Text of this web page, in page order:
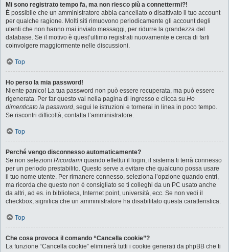
Mi sono registrato tempo fa, ma non riesco più a connettermi?!
È possibile che un amministratore abbia cancellato o disattivato il tuo account
per qualche ragione. Molti siti rimuovono periodicamente gli account degli
utenti che non hanno mai inviato messaggi, per ridurre la grandezza del
database. Se il motivo è quest’ultimo registrati nuovamente e cerca di farti
coinvolgere maggiormente nelle discussioni.
Top
Ho perso la mia password!
Niente panico! La tua password non può essere recuperata, ma può essere
rigenerata. Per far questo vai nella pagina di ingresso e clicca su Ho
dimenticato la password, segui le istruzioni e tornerai in linea in poco tempo.
Se riscontri difficoltà, contatta l’amministratore.
Top
Perché vengo disconnesso automaticamente?
Se non selezioni Ricordami quando effettui il login, il sistema ti terrà connesso
per un periodo prestabilito. Questo serve a evitare che qualcuno possa usare
il tuo nome utente. Per rimanere connesso, seleziona l’opzione quando entri,
ma ricorda che questo non è consigliato se ti colleghi da un PC usato anche
da altri, ad es. in biblioteca, Internet point, università, ecc. Se non vedi il
checkbox, significa che un amministratore ha disabilitato questa caratteristica.
Top
Che cosa provoca il comando “Cancella cookie”?
La funzione “Cancella cookie” eliminerà tutti i cookie generati da phpBB che ti